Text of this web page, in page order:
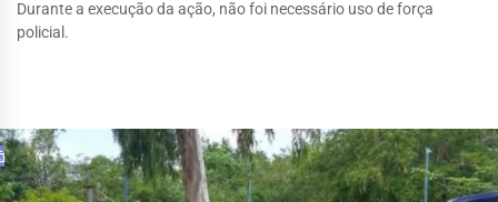
Durante a execução da ação, não foi necessário uso de força
policial.